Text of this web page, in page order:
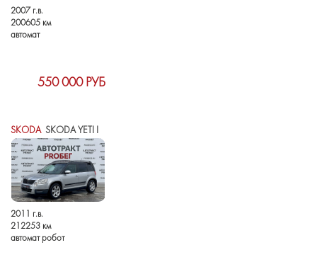
2007 г.в.
200605 км
автомат
550 000 РУБ
SKODASKODA YETI I
2011 г.в.
212253 км
автомат робот